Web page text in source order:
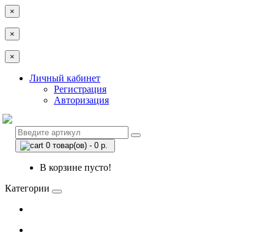
×
×
×
Личный кабинет
Регистрация
Авторизация
0 товар(ов) - 0 р.
В корзине пусто!
Категории